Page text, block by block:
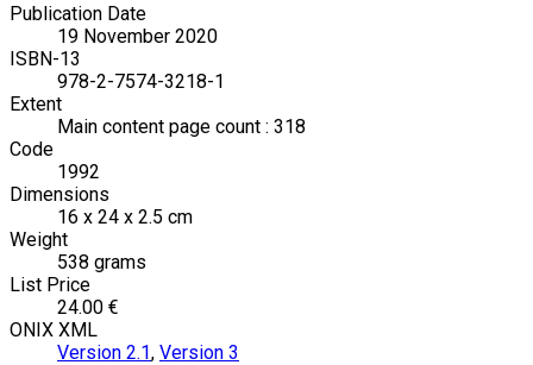
Publication Date
19 November 2020
ISBN-13
978-2-7574-3218-1
Extent
Main content page count : 318
Code
1992
Dimensions
16 x 24 x 2.5 cm
Weight
538 grams
List Price
24.00 €
ONIX XML
Version 2.1, Version 3